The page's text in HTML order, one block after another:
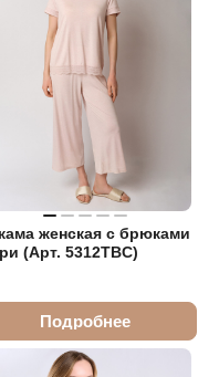
женская с брюками
(Арт. 5312TBC)
Подробнее